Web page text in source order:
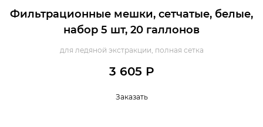
Фильтрационные мешки, сетчатые, белые,
набор 5 шт, 20 галлонов
для ледяной экстракции, полная сетка
3 605 Р
Заказать